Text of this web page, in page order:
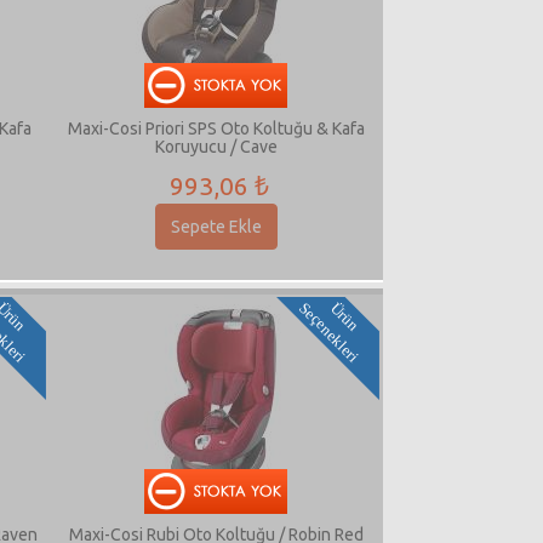
Maxi-Cosi Priori SPS Oto Koltuğu & Kafa
Koruyucu / Cave
993,06 ₺
Sepete Ekle
Ü
r
ü
n
S
e
ç
e
n
e
k
l
e
r
Maxi-Cosi Rubi Oto Koltuğu / Robin Red
Ü
r
ü
n
S
e
ç
e
n
e
k
l
e
r
i